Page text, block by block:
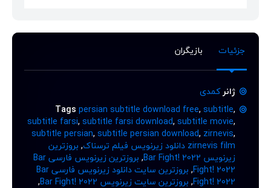
جزئیات بازیگران
ژانرکمدی
Tags persian subtitle download free, subtitle,
subtitle farsi, subtitle farsi download, subtitle movie,
subtitle persian, subtitle persian download, zirnevis,
zirnevis film دانلود زیرنویس فیلم ترسناک
, بروزترین
زیرنویس Bar Fight! 2022
,
بروزترین زیرنویس فارسی Bar
Fight! 2022
,
بروزترین سایت دانلود زیرنویس فارسی Bar
Fight! 2022
, بروزترین سایت زیرنویس Bar Fight! 2022
,